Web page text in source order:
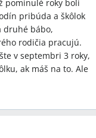
centrá a
roky) musí byť
nemusia byť
škôlok môže viesť k
pominulé roky boli
pribúda a škôlok
druhé bábo,
rodičia pracujú.
v septembri 3 roky,
ak máš na to. Ale